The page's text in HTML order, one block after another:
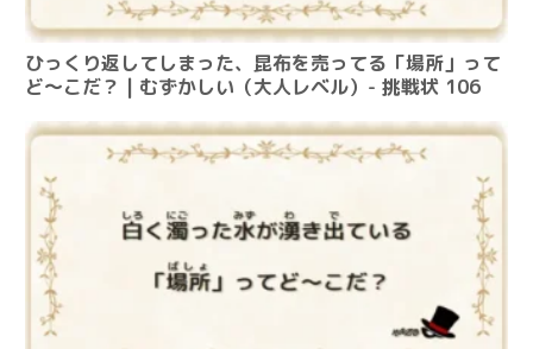
ひっくり返してしまった、昆布を売ってる「場所」って
ど～こだ？ | むずかしい（大人レベル）- 挑戦状 106